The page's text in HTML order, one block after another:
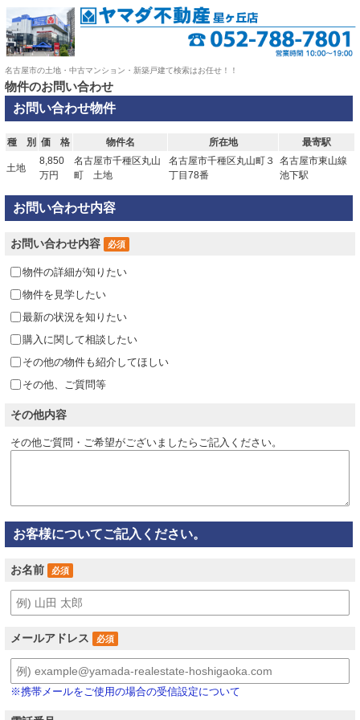
名古屋市の土地・中古マンション・新築戸建て検索はお任せ！！
物件のお問い合わせ
お問い合わせ物件
種 別 価 格 物件名 所在地 最寄駅
土地
8,850
万円
名古屋市千種区丸山
町 土地
名古屋市千種区丸山町３
丁目78番
名古屋市東山線
池下駅
お問い合わせ内容
お問い合わせ内容 必須
物件の詳細が知りたい
物件を見学したい
最新の状況を知りたい
購入に関して相談したい
その他の物件も紹介してほしい
その他、ご質問等
その他内容
その他ご質問・ご希望がございましたらご記入ください。
お客様についてご記入ください。
お名前 必須
メールアドレス 必須
※携帯メールをご使用の場合の受信設定について